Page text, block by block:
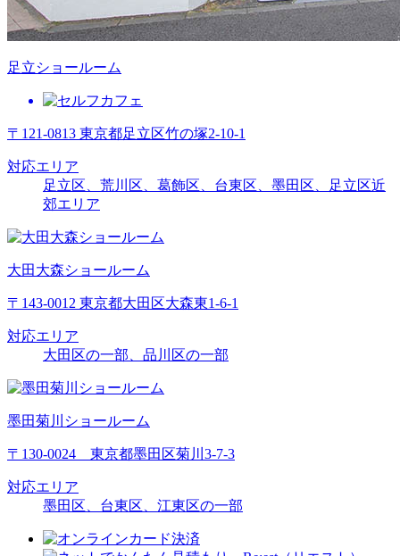
足立ショールーム
〒121-0813 東京都足立区竹の塚2-10-1
対応エリア
足立区、荒川区、葛飾区、台東区、墨田区、足立区近
郊エリア
大田大森ショールーム
〒143-0012 東京都大田区大森東1-6-1
対応エリア
大田区の一部、品川区の一部
墨田菊川ショールーム
〒130-0024 東京都墨田区菊川3-7-3
対応エリア
墨田区、台東区、江東区の一部